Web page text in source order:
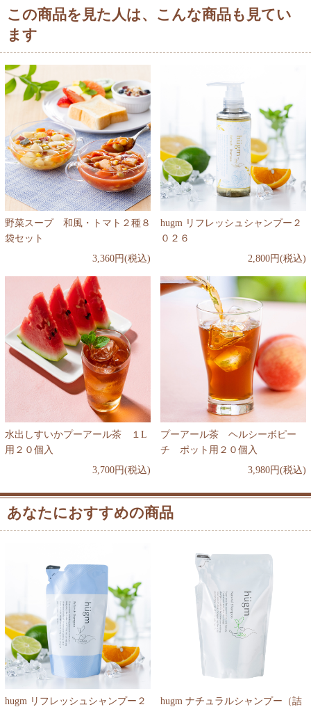
この商品を見た人は、こんな商品も見てい
ます
野菜スープ 和風・トマト２種８
袋セット
3,360円(税込)
hugm リフレッシュシャンプー２
０２６
2,800円(税込)
水出しすいかプーアール茶 １L
用２０個入
3,700円(税込)
プーアール茶 ヘルシーボピー
チ ポット用２０個入
3,980円(税込)
あなたにおすすめの商品
hugm リフレッシュシャンプー２
hugm ナチュラルシャンプー（詰